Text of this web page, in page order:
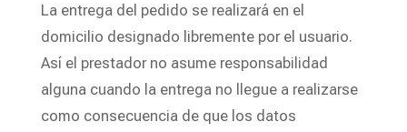
La entrega del pedido se realizará en el
domicilio designado libremente por el usuario.
Así el prestador no asume responsabilidad
alguna cuando la entrega no llegue a realizarse
como consecuencia de que los datos